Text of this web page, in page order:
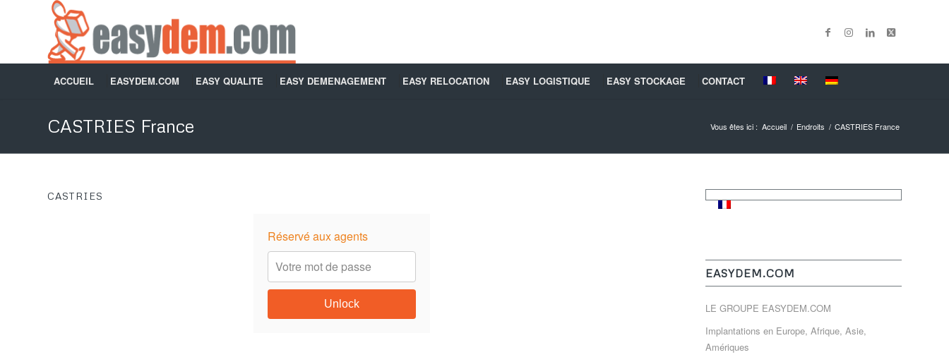
ACCUEIL EASYDEM.COM EASY QUALITE EASY DEMENAGEMENT EASY RELOCATION EASY LOGISTIQUE EASY STOCKAGE CONTACT
CASTRIES France Vous êtes ici : Accueil / Endroits / CASTRIES France
CASTRIES
Réservé aux agents
Unlock
EASYDEM.COM
LE GROUPE EASYDEM.COM
Implantations en Europe, Afrique, Asie,
Amériques